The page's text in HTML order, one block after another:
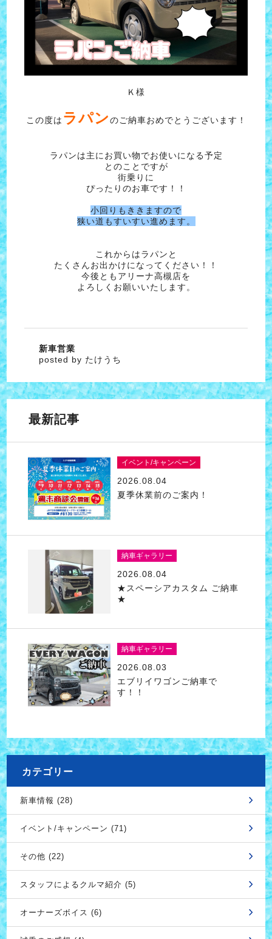
Ｋ様
この度は ラパンのご納車おめでとうございます！
ラパンは主にお買い物でお使いになる予定
とのことですが
街乗りに
ぴったりのお車です！！
小回りもききますので
狭い道もすいすい進めます。
これからはラパンと
たくさんお出かけになってください！！
今後ともアリーナ高槻店を
よろしくお願いいたします。
新車営業
posted by たけうち
最新記事
イベント/キャンペーン
2026.08.04
夏季休業前のご案内！
納車ギャラリー
2026.08.04
★スペーシアカスタム ご納車
★
納車ギャラリー
2026.08.03
エブリイワゴンご納車で
す！！
カテゴリー
新車情報 (28)
イベント/キャンペーン (71)
その他 (22)
スタッフによるクルマ紹介 (5)
オーナーズボイス (6)